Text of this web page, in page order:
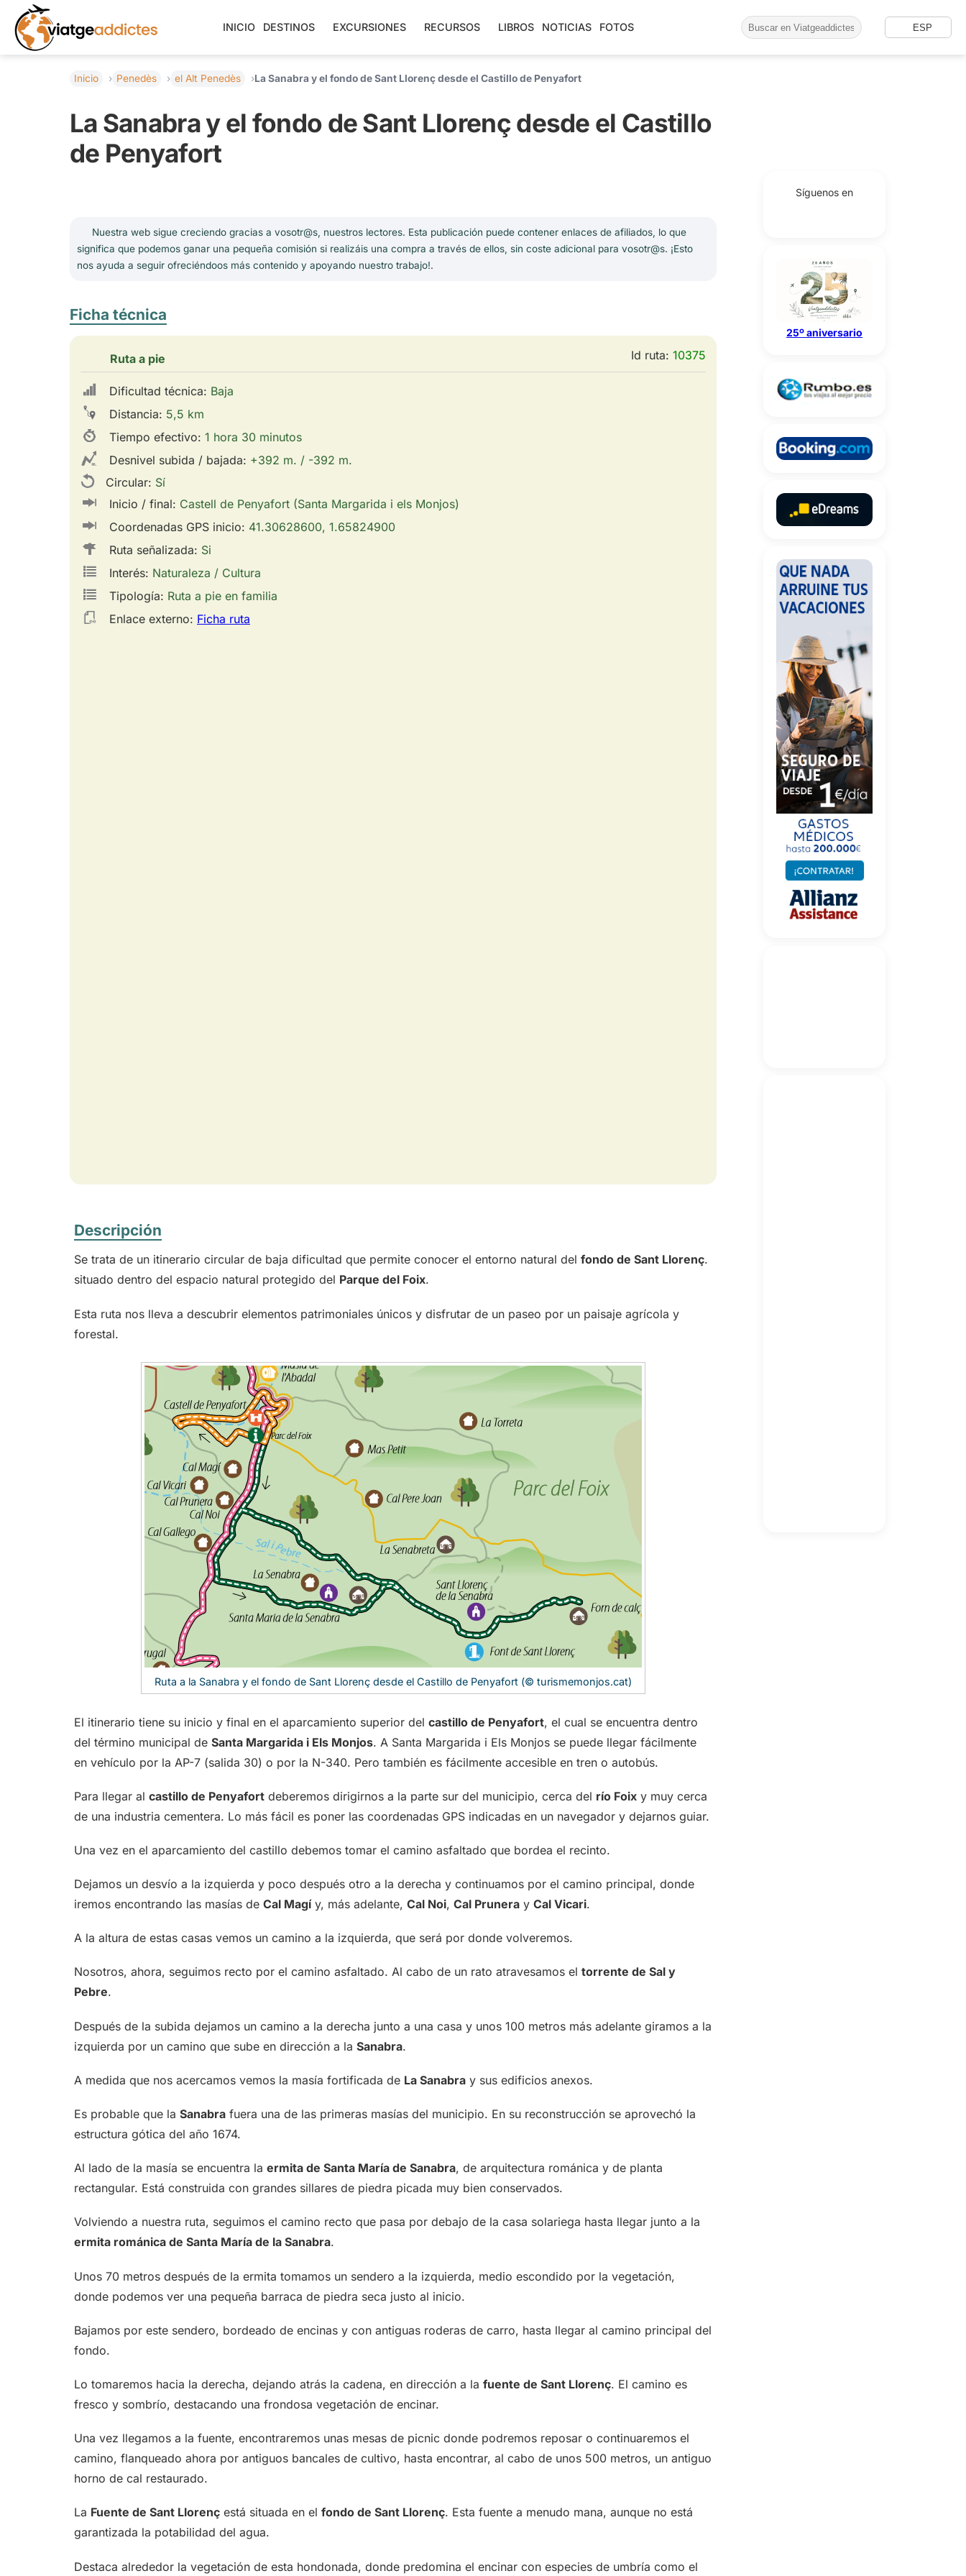
INICIO DESTINOS EXCURSIONES RECURSOS LIBROS NOTICIAS FOTOS ESP
Inicio Penedès el Alt Penedès La Sanabra y el fondo de Sant Llorenç desde el Castillo de Penyafort
La Sanabra y el fondo de Sant Llorenç desde el Castillo
de Penyafort
Nuestra web sigue creciendo gracias a vosotr@s, nuestros lectores. Esta publicación puede contener enlaces de afiliados, lo que
significa que podemos ganar una pequeña comisión si realizáis una compra a través de ellos, sin coste adicional para vosotr@s. ¡Esto
nos ayuda a seguir ofreciéndoos más contenido y apoyando nuestro trabajo!.
Ficha técnica
Ruta a pie Id ruta: 10375
Dificultad técnica: Baja
Distancia: 5,5 km
Tiempo efectivo: 1 hora 30 minutos
Desnivel subida / bajada: +392 m. / -392 m.
Circular: Sí
Inicio / final: Castell de Penyafort (Santa Margarida i els Monjos)
Coordenadas GPS inicio: 41.30628600, 1.65824900
Ruta señalizada: Si
Interés: Naturaleza / Cultura
Tipología: Ruta a pie en familia
Enlace externo: Ficha ruta
Descripción
Se trata de un itinerario circular de baja dificultad que permite conocer el entorno natural del fondo de Sant Llorenç.
situado dentro del espacio natural protegido del Parque del Foix.
Esta ruta nos lleva a descubrir elementos patrimoniales únicos y disfrutar de un paseo por un paisaje agrícola y
forestal.
Ruta a la Sanabra y el fondo de Sant Llorenç desde el Castillo de Penyafort (© turismemonjos.cat)
El itinerario tiene su inicio y final en el aparcamiento superior del castillo de Penyafort, el cual se encuentra dentro
del término municipal de Santa Margarida i Els Monjos. A Santa Margarida i Els Monjos se puede llegar fácilmente
en vehículo por la AP-7 (salida 30) o por la N-340. Pero también es fácilmente accesible en tren o autobús.
Para llegar al castillo de Penyafort deberemos dirigirnos a la parte sur del municipio, cerca del río Foix y muy cerca
de una industria cementera. Lo más fácil es poner las coordenadas GPS indicadas en un navegador y dejarnos guiar.
Una vez en el aparcamiento del castillo debemos tomar el camino asfaltado que bordea el recinto.
Dejamos un desvío a la izquierda y poco después otro a la derecha y continuamos por el camino principal, donde
iremos encontrando las masías de Cal Magíy, más adelante, Cal Noi, Cal Prunera y Cal Vicari.
A la altura de estas casas vemos un camino a la izquierda, que será por donde volveremos.
Nosotros, ahora, seguimos recto por el camino asfaltado. Al cabo de un rato atravesamos el torrente de Sal y
Pebre.
Después de la subida dejamos un camino a la derecha junto a una casa y unos 100 metros más adelante giramos a la
izquierda por un camino que sube en dirección a la Sanabra.
A medida que nos acercamos vemos la masía fortificada de La Sanabra y sus edificios anexos.
Es probable que la Sanabra fuera una de las primeras masías del municipio. En su reconstrucción se aprovechó la
estructura gótica del año 1674.
Al lado de la masía se encuentra la ermita de Santa María de Sanabra, de arquitectura románica y de planta
rectangular. Está construida con grandes sillares de piedra picada muy bien conservados.
Volviendo a nuestra ruta, seguimos el camino recto que pasa por debajo de la casa solariega hasta llegar junto a la
ermita románica de Santa María de la Sanabra.
Unos 70 metros después de la ermita tomamos un sendero a la izquierda, medio escondido por la vegetación,
donde podemos ver una pequeña barraca de piedra seca justo al inicio.
Bajamos por este sendero, bordeado de encinas y con antiguas roderas de carro, hasta llegar al camino principal del
fondo.
Lo tomaremos hacia la derecha, dejando atrás la cadena, en dirección a la fuente de Sant Llorenç. El camino es
fresco y sombrío, destacando una frondosa vegetación de encinar.
Una vez llegamos a la fuente, encontraremos unas mesas de picnic donde podremos reposar o continuaremos el
camino, flanqueado ahora por antiguos bancales de cultivo, hasta encontrar, al cabo de unos 500 metros, un antiguo
horno de cal restaurado.
La Fuente de Sant Llorenç está situada en el fondo de Sant Llorenç. Esta fuente a menudo mana, aunque no está
garantizada la potabilidad del agua.
Destaca alrededor la vegetación de esta hondonada, donde predomina el encinar con especies de umbría como el
Síguenos en
25º aniversario